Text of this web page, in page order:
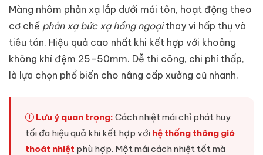
Màng nhôm phản xạ lắp dưới mái tôn, hoạt động theo
cơ chế phản xạ bức xạ hồng ngoạithay vì hấp thụ và
tiêu tán. Hiệu quả cao nhất khi kết hợp với khoảng
không khí đệm 25–50mm. Dễ thi công, chi phí thấp,
là lựa chọn phổ biến cho nâng cấp xưởng cũ nhanh.
Lưu ý quan trọng: Cách nhiệt mái chỉ phát huy
tối đa hiệu quả khi kết hợp với hệ thống thông gió
thoát nhiệt phù hợp. Một mái cách nhiệt tốt mà